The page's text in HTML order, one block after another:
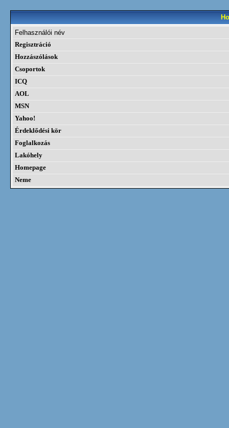
Felhasználói név
Regisztráció
Hozzászólások
Csoportok
ICQ
AOL
MSN
Yahoo!
Érdeklődési kör
Foglalkozás
Lakóhely
Homepage
Neme